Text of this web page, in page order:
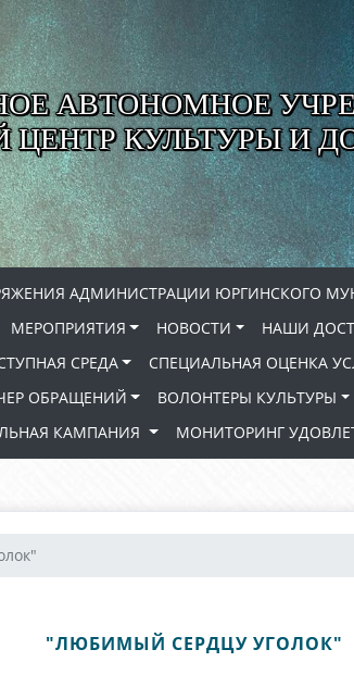
АВТОНОМНОЕ
КУЛЬТУРЫ И
АДМИНИСТРАЦИИ ЮРГИНСКОГО
МЕРОПРИЯТИЯ НОВОСТИ НАШИ
СРЕДА СПЕЦИАЛЬНАЯ ОЦЕНКА
ОБРАЩЕНИЙ ВОЛОНТЕРЫ КУЛЬТУРЫ
КАМПАНИЯ МОНИТОРИНГ
"ЛЮБИМЫЙ СЕРДЦУ УГОЛОК"